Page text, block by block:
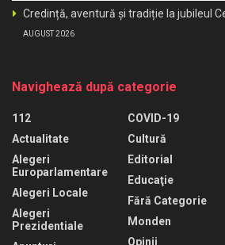
Credință, aventură și tradiție la jubileul
AUGUST 2026
Navighează după categorie
112
Actualitate
Alegeri
Europarlamentare
Alegeri Locale
Alegeri
Prezidentiale
COVID-19
Cultură
Editorial
Educaţie
Fără Categorie
Monden
Opinii